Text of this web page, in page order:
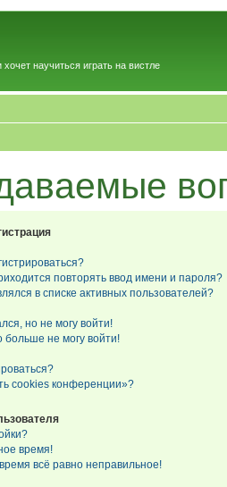
научиться играть на вистле
повторять ввод имени и пароля?
в списке активных пользователей?
но не могу войти!
больше не могу войти!
cookies конференции»?
время!
всё равно неправильное!